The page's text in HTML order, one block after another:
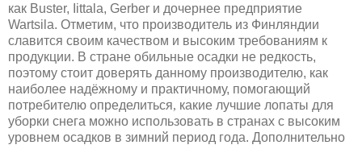
как Buster, Iittala, Gerber и дочернее предприятие
Wartsila. Отметим, что производитель из Финляндии
славится своим качеством и высоким требованиям к
продукции. В стране обильные осадки не редкость,
поэтому стоит доверять данному производителю, как
наиболее надёжному и практичному, помогающий
потребителю определиться, какие лучшие лопаты для
уборки снега можно использовать в странах с высоким
уровнем осадков в зимний период года. Дополнительно